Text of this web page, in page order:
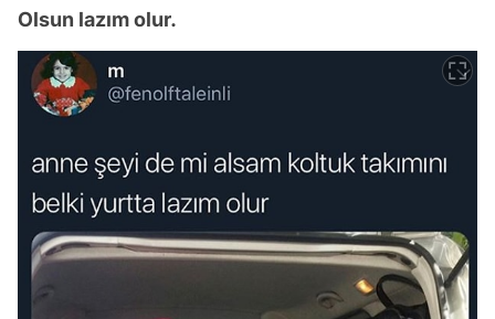
Olsun lazım olur.